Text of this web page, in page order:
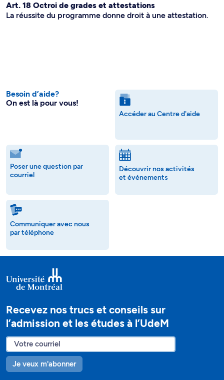
Art. 18 Octroi de grades et attestations
La réussite du programme donne droit à une attestation.
Besoin d’aide?
On est là pour vous!
Accéder au Centre d'aide
Poser une question par
courriel
Découvrir nos activités
et événements
Communiquer avec nous
par téléphone
Recevez nos trucs et conseils sur
l’admission et les études à l’UdeM
Je veux m'abonner